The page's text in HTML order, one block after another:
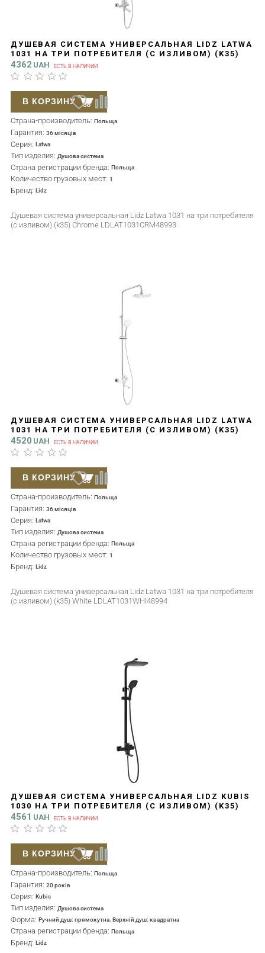
ДУШЕВАЯ СИСТЕМА УНИВЕРСАЛЬНАЯ LIDZ LATWA
1031 НА ТРИ ПОТРЕБИТЕЛЯ (С ИЗЛИВОМ) (K35)
CHROME LDLAT1031CRM48993
4362 UAH ЕСТЬ В НАЛИЧИИ
Страна-производитель: Польща
Гарантия: 36 місяців
Серия: Latwa
Тип изделия: Душова система
Страна регистрации бренда: Польща
Количество грузовых мест: 1
Бренд: Lidz
Душевая система универсальная Lidz Latwa 1031 на три потребителя
(с изливом) (k35) Chrome LDLAT1031CRM48993
В КОРЗИНУ
ДУШЕВАЯ СИСТЕМА УНИВЕРСАЛЬНАЯ LIDZ LATWA
1031 НА ТРИ ПОТРЕБИТЕЛЯ (С ИЗЛИВОМ) (K35)
WHITE LDLAT1031WHI48994
4520 UAH ЕСТЬ В НАЛИЧИИ
Страна-производитель: Польща
Гарантия: 36 місяців
Серия: Latwa
Тип изделия: Душова система
Страна регистрации бренда: Польща
Количество грузовых мест: 1
Бренд: Lidz
Душевая система универсальная Lidz Latwa 1031 на три потребителя
(с изливом) (k35) White LDLAT1031WHI48994
В КОРЗИНУ
ДУШЕВАЯ СИСТЕМА УНИВЕРСАЛЬНАЯ LIDZ KUBIS
1030 НА ТРИ ПОТРЕБИТЕЛЯ (С ИЗЛИВОМ) (K35)
LDKUB1030BLA35724 BLACK
4561 UAH ЕСТЬ В НАЛИЧИИ
Страна-производитель: Польща
Гарантия: 20 років
Серия: Kubis
Тип изделия: Душова система
Форма: Ручний душ: прямокутна. Верхній душ: квадратна
Страна регистрации бренда: Польща
Бренд: Lidz
В КОРЗИНУ